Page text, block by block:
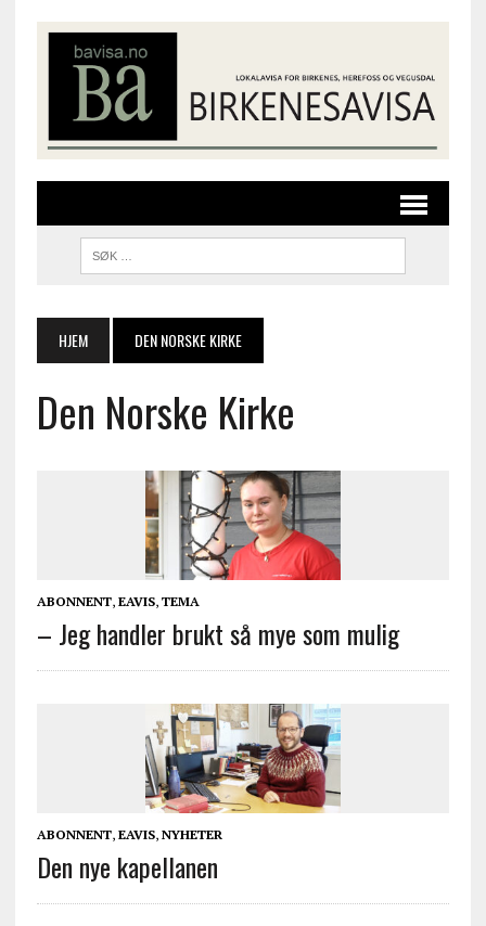
HJEM DEN NORSKE KIRKE
Den Norske Kirke
ABONNENT, EAVIS, TEMA
– Jeg handler brukt så mye som mulig
ABONNENT, EAVIS, NYHETER
Den nye kapellanen